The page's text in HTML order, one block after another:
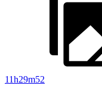
11h29m52